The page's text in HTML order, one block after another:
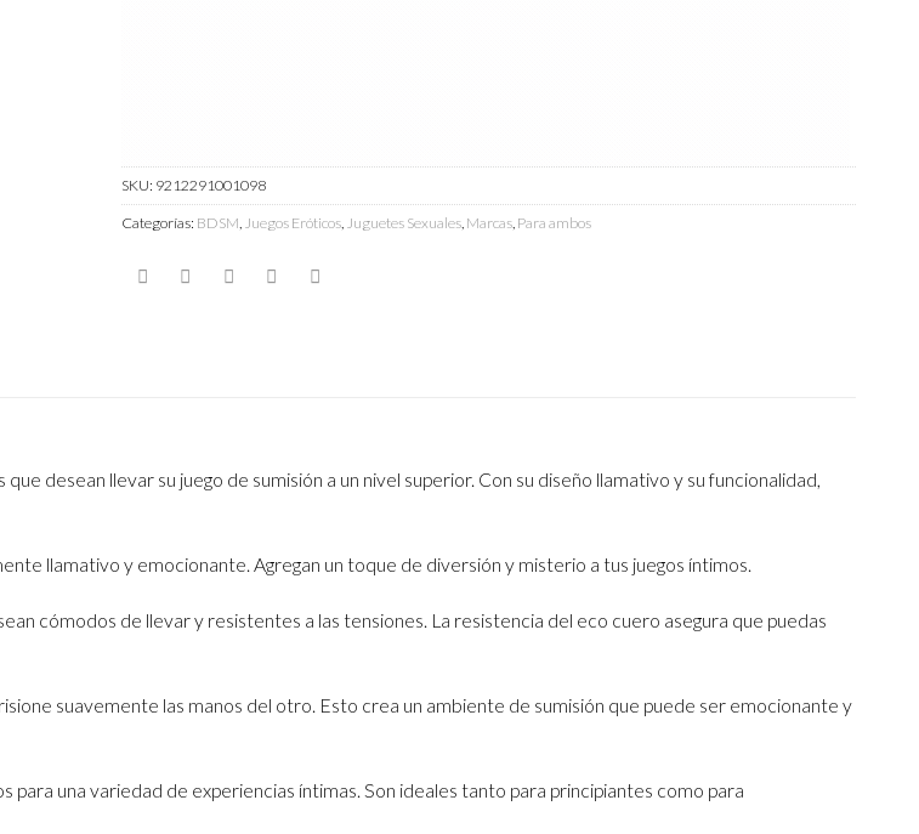
SKU: 9212291001098
Categorías: BDSM, Juegos Eróticos, Juguetes Sexuales, Marcas, Para ambos
desean llevar su juego de sumisión a un nivel superior. Con su diseño llamativo y su funcionalidad,
llamativo y emocionante. Agregan un toque de diversión y misterio a tus juegos íntimos.
cómodos de llevar y resistentes a las tensiones. La resistencia del eco cuero asegura que puedas
suavemente las manos del otro. Esto crea un ambiente de sumisión que puede ser emocionante y
una variedad de experiencias íntimas. Son ideales tanto para principiantes como para